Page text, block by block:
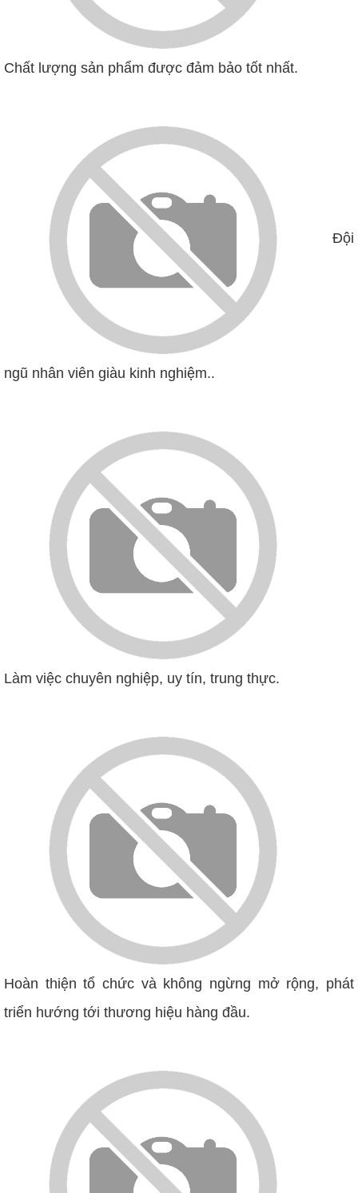
Chất lượng sản phẩm được đảm bảo tốt nhất.
Đội
ngũ nhân viên giàu kinh nghiệm..
Làm việc chuyên nghiệp, uy tín, trung thực.
Hoàn thiện tổ chức và không ngừng mở rộng, phát
triển hướng tới thương hiệu hàng đầu.